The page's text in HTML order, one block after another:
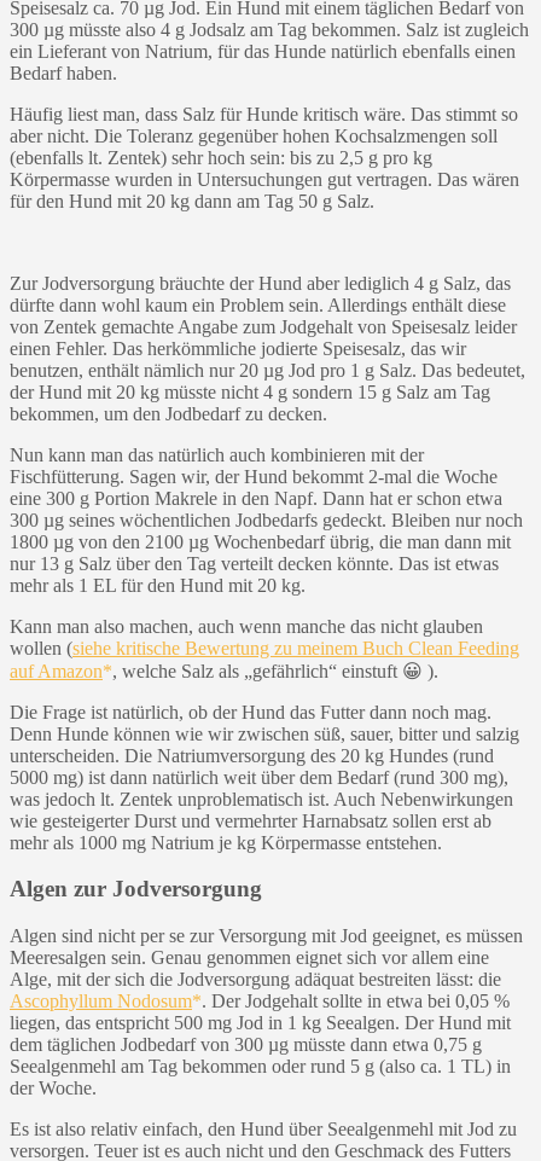
Speisesalz ca. 70 µg Jod. Ein Hund mit einem täglichen Bedarf von
300 µg müsste also 4 g Jodsalz am Tag bekommen. Salz ist zugleich
ein Lieferant von Natrium, für das Hunde natürlich ebenfalls einen
Bedarf haben.
Häufig liest man, dass Salz für Hunde kritisch wäre. Das stimmt so
aber nicht. Die Toleranz gegenüber hohen Kochsalzmengen soll
(ebenfalls lt. Zentek) sehr hoch sein: bis zu 2,5 g pro kg
Körpermasse wurden in Untersuchungen gut vertragen. Das wären
für den Hund mit 20 kg dann am Tag 50 g Salz.
Zur Jodversorgung bräuchte der Hund aber lediglich 4 g Salz, das
dürfte dann wohl kaum ein Problem sein. Allerdings enthält diese
von Zentek gemachte Angabe zum Jodgehalt von Speisesalz leider
einen Fehler. Das herkömmliche jodierte Speisesalz, das wir
benutzen, enthält nämlich nur 20 µg Jod pro 1 g Salz. Das bedeutet,
der Hund mit 20 kg müsste nicht 4 g sondern 15 g Salz am Tag
bekommen, um den Jodbedarf zu decken.
Nun kann man das natürlich auch kombinieren mit der
Fischfütterung. Sagen wir, der Hund bekommt 2-mal die Woche
eine 300 g Portion Makrele in den Napf. Dann hat er schon etwa
300 µg seines wöchentlichen Jodbedarfs gedeckt. Bleiben nur noch
1800 µg von den 2100 µg Wochenbedarf übrig, die man dann mit
nur 13 g Salz über den Tag verteilt decken könnte. Das ist etwas
mehr als 1 EL für den Hund mit 20 kg.
Kann man also machen, auch wenn manche das nicht glauben
wollen (siehe kritische Bewertung zu meinem Buch Clean Feeding
auf Amazon , welche Salz als „gefährlich“ einstuft 😀 ).
Die Frage ist natürlich, ob der Hund das Futter dann noch mag.
Denn Hunde können wie wir zwischen süß, sauer, bitter und salzig
unterscheiden. Die Natriumversorgung des 20 kg Hundes (rund
5000 mg) ist dann natürlich weit über dem Bedarf (rund 300 mg),
was jedoch lt. Zentek unproblematisch ist. Auch Nebenwirkungen
wie gesteigerter Durst und vermehrter Harnabsatz sollen erst ab
mehr als 1000 mg Natrium je kg Körpermasse entstehen.
Algen zur Jodversorgung
Algen sind nicht per se zur Versorgung mit Jod geeignet, es müssen
Meeresalgen sein. Genau genommen eignet sich vor allem eine
Alge, mit der sich die Jodversorgung adäquat bestreiten lässt: die
Ascophyllum Nodosum . Der Jodgehalt sollte in etwa bei 0,05 %
liegen, das entspricht 500 mg Jod in 1 kg Seealgen. Der Hund mit
dem täglichen Jodbedarf von 300 µg müsste dann etwa 0,75 g
Seealgenmehl am Tag bekommen oder rund 5 g (also ca. 1 TL) in
der Woche.
Es ist also relativ einfach, den Hund über Seealgenmehl mit Jod zu
versorgen. Teuer ist es auch nicht und den Geschmack des Futters